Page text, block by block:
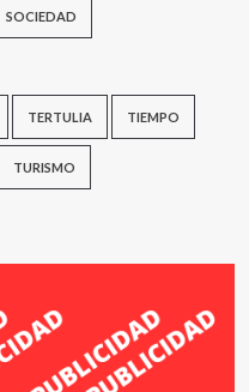
SOCIEDAD
TERTULIA TIEMPO
TURISMO